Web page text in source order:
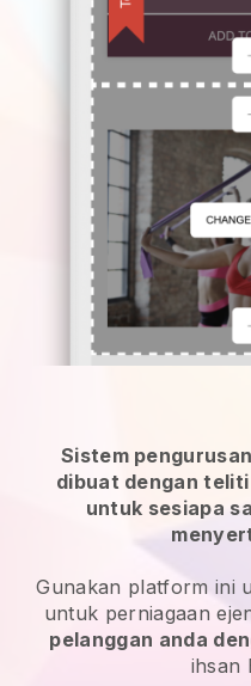
Sistem
dibuat dengan
untuk sesiapa
Gunakan platform ini
untuk perniagaan
pelanggan anda
ihsan